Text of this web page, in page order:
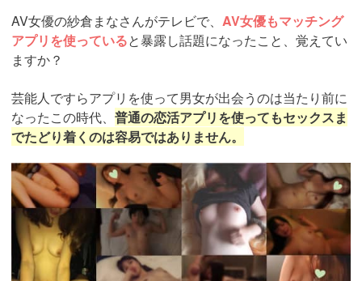
AV女優の紗倉まなさんがテレビで、 AV女優もマッチング
アプリを使っていると暴露し話題になったこと、覚えてい
ますか？
芸能人ですらアプリを使って男女が出会うのは当たり前に
なったこの時代、 普通の恋活アプリを使ってもセックスま
でたどり着くのは容易ではありません。
https://pcmax.jp/lp/?
ad_id=rm327007